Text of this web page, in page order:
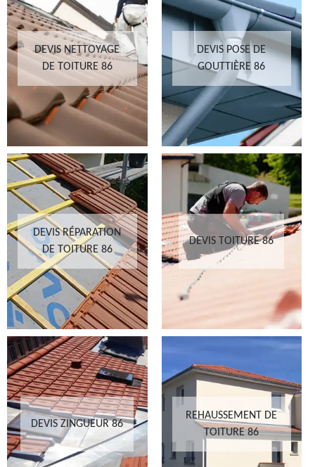
DEVIS NETTOYAGE
DE TOITURE 86
DEVIS POSE DE
GOUTTIÈRE 86
DEVIS RÉPARATION
DE TOITURE 86
DEVIS TOITURE 86
DEVIS ZINGUEUR 86
REHAUSSEMENT DE
TOITURE 86